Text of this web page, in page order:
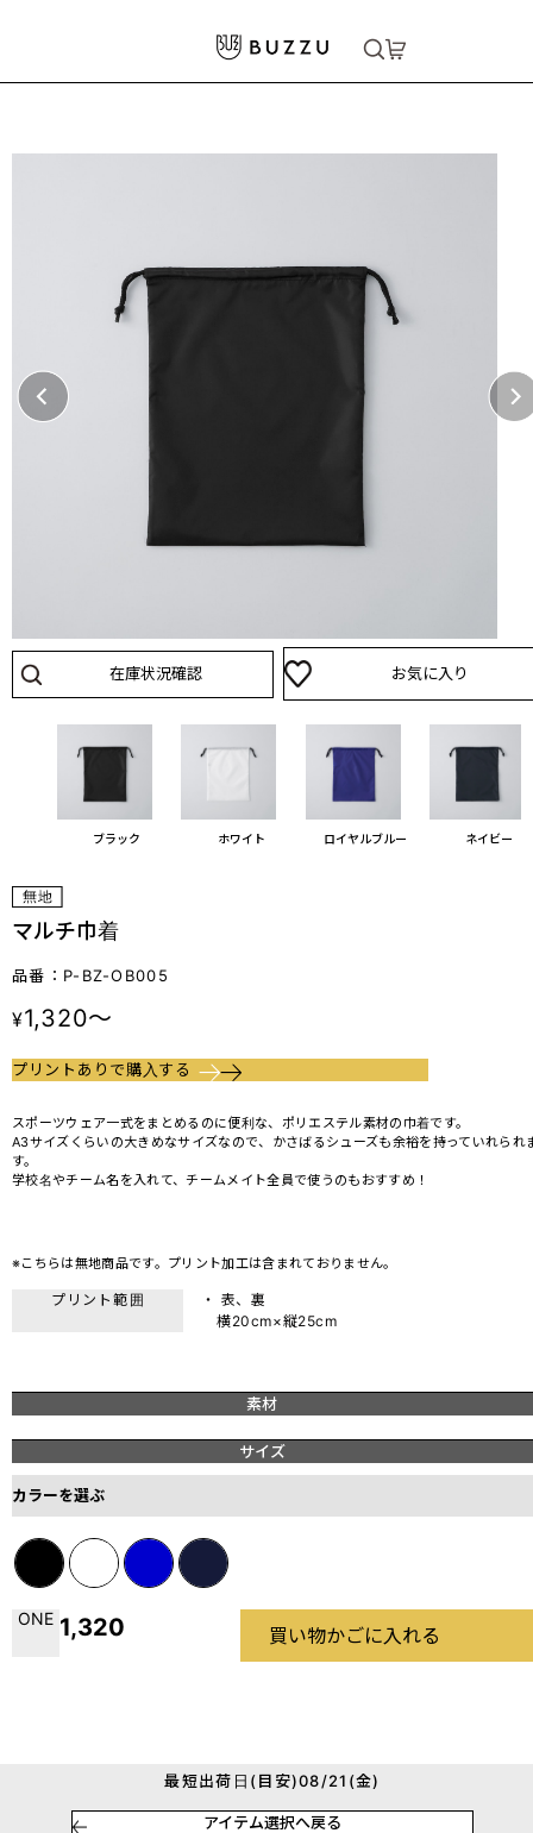
その他バッグ > マルチ巾着
在庫状況確認 お気に入り
ブラック ホワイト ロイヤルブルー ネイビー
マルチ巾着
品番：P-BZ-OB005
¥1,320～
プリントありで購入する
スポーツウェア一式をまとめるのに便利な、ポリエステル素材の巾着です。
A3サイズくらいの大きめなサイズなので、かさばるシューズも余裕を持っていれられ
す。
学校名やチーム名を入れて、チームメイト全員で使うのもおすすめ！
※こちらは無地商品です。プリント加工は含まれておりません。
プリント範囲
・ 表、裏
横20cm×縦25cm
素材
サイズ
カラーを選ぶ
ONE 1,320 買い物かごに入れる
最短出荷日(目安)08/21(金)
アイテム選択へ戻る